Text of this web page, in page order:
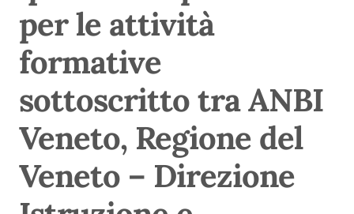
per le attività
formative
sottoscritto tra ANBI
Veneto, Regione del
Veneto – Direzione